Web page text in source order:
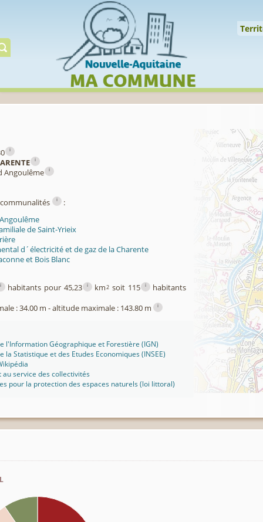
Gérer préserver
i
i
Angoulême i
i
:
de Saint-Yrieix
d´électricité et de gaz de la Charente
et Bois Blanc
i habitants pour 45,23 i km2 soit 115 i habitants
: 34.00 m - altitude maximale : 143.80 m i
l'Information Géographique et Forestière (IGN)
la Statistique et des Etudes Economiques (INSEE)
au service des collectivités
pour la protection des espaces naturels (loi littoral)
Cookies management panel